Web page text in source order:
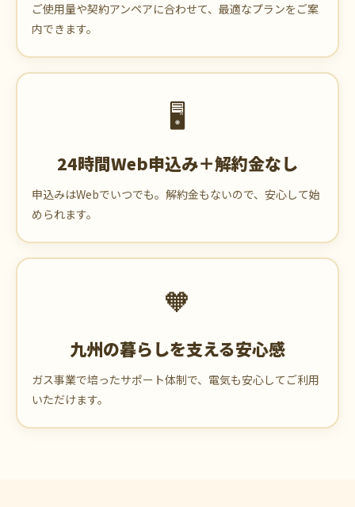
ご使用量や契約アンペアに合わせて、最適なプランをご案
内できます。
🖥️
24時間Web申込み＋解約金なし
申込みはWebでいつでも。解約金もないので、安心して始
められます。
🧡
九州の暮らしを支える安心感
ガス事業で培ったサポート体制で、電気も安心してご利用
いただけます。